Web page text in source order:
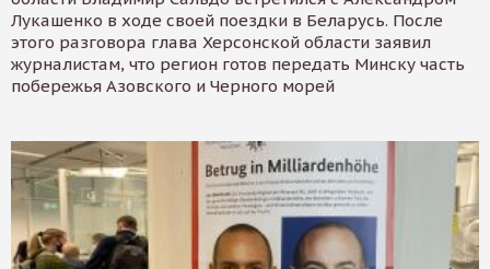
Лукашенко в ходе своей поездки в Беларусь. После
этого разговора глава Херсонской области заявил
журналистам, что регион готов передать Минску часть
побережья Азовского и Черного морей